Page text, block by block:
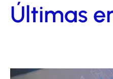
Últimas